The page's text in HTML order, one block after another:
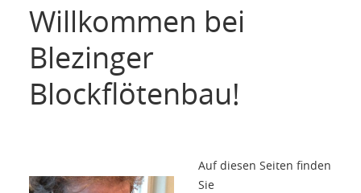
Willkommen bei
Blezinger
Blockflötenbau!
Auf diesen Seiten finden
Sie